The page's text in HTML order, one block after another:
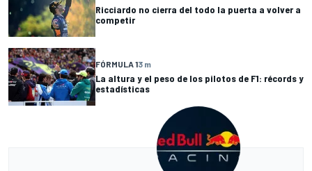
Ricciardo no cierra del todo la puerta a volver a
competir
FÓRMULA 13 m
La altura y el peso de los pilotos de F1: récords y
estadísticas